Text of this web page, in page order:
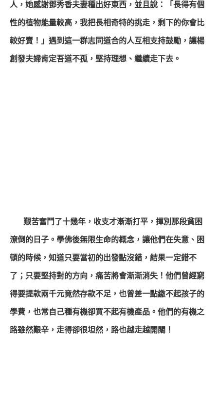
人，她感謝鄧秀香夫妻種出好東西，並且說：「長得有個
性的植物能量較高，我把長相奇特的挑走，剩下的你會比
較好賣！」遇到這一群志同道合的人互相支持鼓勵，讓楊
創發夫婦肯定吾道不孤，堅持理想、繼續走下去。
艱苦奮鬥了十幾年，收支才漸漸打平，揮別那段貧困
潦倒的日子。學佛後無限生命的概念，讓他們在失意、困
頓的時候，知道只要當初的出發點沒錯，結果一定錯不
了；只要堅持對的方向，痛苦將會漸漸消失！他們曾經窮
得要提款兩千元竟然存款不足，也曾差一點繳不起孩子的
學費，也常自己種有機卻買不起有機產品。他們的有機之
路雖然艱辛，走得卻很坦然，路也越走越開闊！